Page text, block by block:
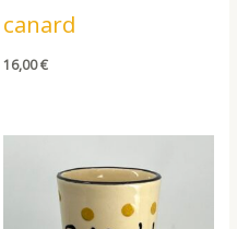
canard
16,00€